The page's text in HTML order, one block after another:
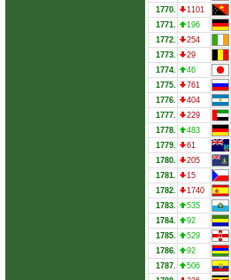
1770. 1101
1771. 196
1772. 254
1773. 29
1774. 46
1775. 761
1776. 404
1777. 229
1778. 483
1779. 61
1780. 205
1781. 15
1782. 1740
1783. 535
1784. 92
1785. 529
1786. 92
1787. 506